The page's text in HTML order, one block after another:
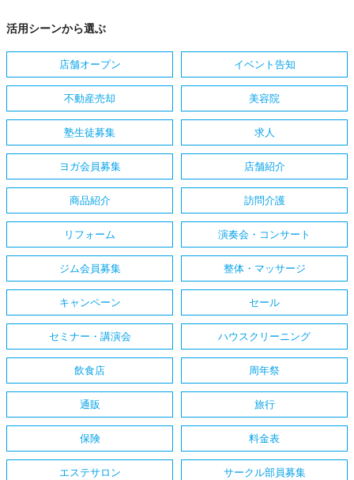
活用シーンから選ぶ
店舗オープン イベント告知
不動産売却 美容院
塾生徒募集 求人
ヨガ会員募集 店舗紹介
商品紹介 訪問介護
リフォーム 演奏会・コンサート
ジム会員募集 整体・マッサージ
キャンペーン セール
セミナー・講演会 ハウスクリーニング
飲食店 周年祭
通販 旅行
保険 料金表
エステサロン サークル部員募集